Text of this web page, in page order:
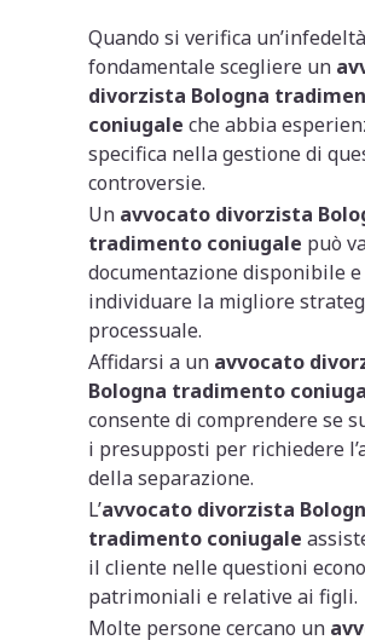
Quando si verifica
fondamentale scegliere un
divorzista Bologna
coniugale che abbia
specifica nella gestione di
controversie.
Un avvocato divorzista
tradimento coniugale può
documentazione disponibile e
individuare la migliore
processuale.
Affidarsi a un avvocato
Bologna tradimento
consente di comprendere se
i presupposti per richiedere
della separazione.
L’avvocato divorzista
tradimento coniugale
il cliente nelle questioni
patrimoniali e relative ai figli.
Molte persone cercano un